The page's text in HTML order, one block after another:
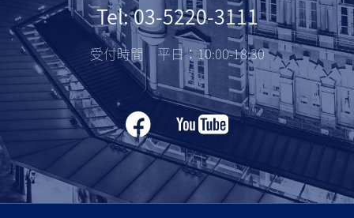
Tel: 03-5220-3111
受付時間 平日：10:00-18:30